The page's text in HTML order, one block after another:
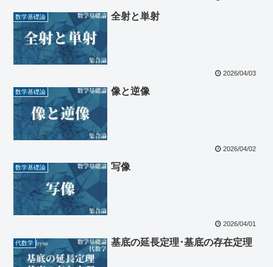
数学基礎論 全射と単射
2026/04/03
数学基礎論 像と逆像
2026/04/02
数学基礎論 写像
2026/04/01
代数学 基底の延長定理･基底の存在定理